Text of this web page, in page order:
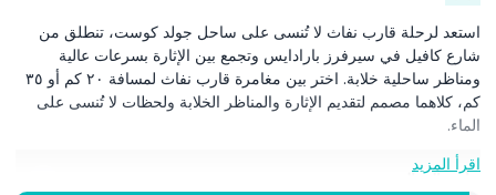
استعد لرحلة قارب نفاث لا تُنسى على ساحل جولد كوست، تنطلق من
شارع كافيل في سيرفرز بارادايس وتجمع بين الإثارة بسرعات عالية
ومناظر ساحلية خلابة. اختر بين مغامرة قارب نفاث لمسافة ٢٠ كم أو ٣٥
كم، كلاهما مصمم لتقديم الإثارة والمناظر الخلابة ولحظات لا تُنسى على
الماء.
أبرز المعالم
اقرأ المزيد